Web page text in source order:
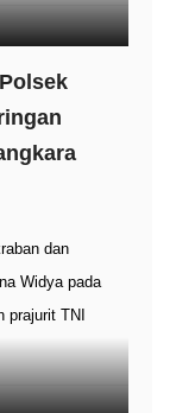
dan
Widya pada
prajurit TNI